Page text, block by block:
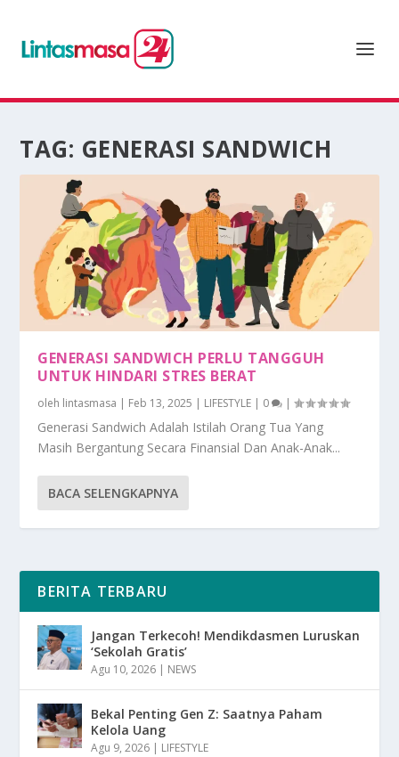
TAG: GENERASI SANDWICH
GENERASI SANDWICH PERLU TANGGUH
UNTUK HINDARI STRES BERAT
oleh lintasmasa | Feb 13, 2025 | LIFESTYLE | 0 |
Generasi Sandwich Adalah Istilah Orang Tua Yang
Masih Bergantung Secara Finansial Dan Anak-Anak...
BACA SELENGKAPNYA
BERITA TERBARU
Jangan Terkecoh! Mendikdasmen Luruskan
‘Sekolah Gratis’
Agu 10, 2026 | NEWS
Bekal Penting Gen Z: Saatnya Paham
Kelola Uang
Agu 9, 2026 | LIFESTYLE